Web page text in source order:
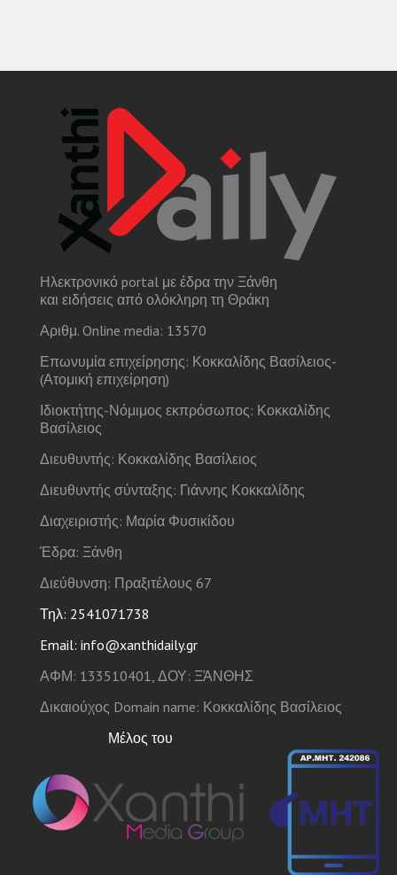
Ηλεκτρονικό portal με έδρα την Ξάνθη
και ειδήσεις από ολόκληρη τη Θράκη
Αριθμ. Online media: 13570
Επωνυμία επιχείρησης: Κοκκαλίδης Βασίλειος-
(Ατομική επιχείρηση)
Ιδιοκτήτης-Νόμιμος εκπρόσωπος: Κοκκαλίδης
Βασίλειος
Διευθυντής: Κοκκαλίδης Βασίλειος
Διευθυντής σύνταξης: Γιάννης Κοκκαλίδης
Διαχειριστής: Μαρία Φυσικίδου
Έδρα: Ξάνθη
Διεύθυνση: Πραξιτέλους 67
Τηλ: 2541071738
Email: info@xanthidaily.gr
ΑΦΜ: 133510401, ΔΟΥ: ΞΆΝΘΗΣ
Δικαιούχος Domain name: Κοκκαλίδης Βασίλειος
Μέλος του